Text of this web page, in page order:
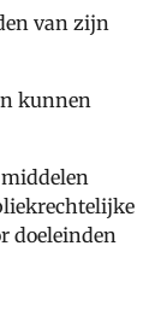
van zijn
kunnen
doeleinden